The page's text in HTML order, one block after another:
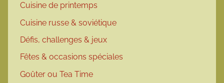
Cuisine de printemps
Cuisine russe & soviétique
Défis, challenges & jeux
Fêtes & occasions spéciales
Goûter ou Tea Time